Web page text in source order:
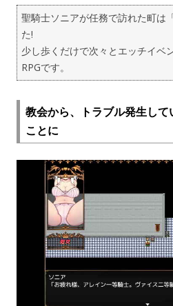
聖騎士ソニアが任務で訪れた町は
た!
少し歩くだけで次々とエッチイベ
RPGです。
教会から、トラブル発生し
ことに